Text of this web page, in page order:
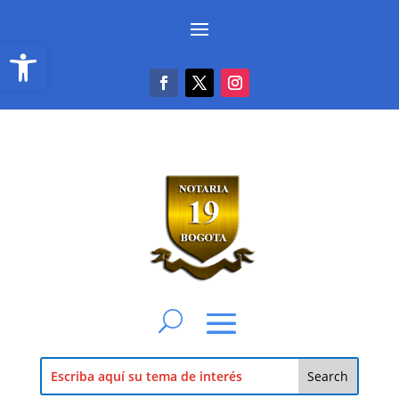
Abrir barra de herramientas